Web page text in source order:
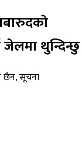
थुन्दिन्छु